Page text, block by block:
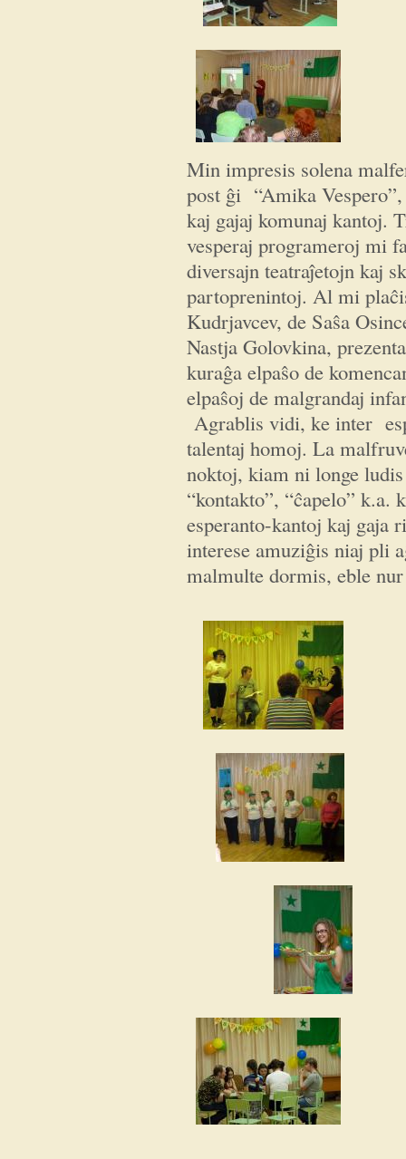
Min impresis solena
post ĝi “Amika
kaj gajaj komunaj kantoj.
vesperaj programeroj mi
diversajn teatraĵetojn kaj
partoprenintoj. Al mi
Kudrjavcev, de Saŝa
Nastja Golovkina,
kuraĝa elpaŝo de
elpaŝoj de malgrandaj
Agrablis vidi, ke inter
talentaj homoj. La
noktoj, kiam ni longe
“kontakto”, “ĉapelo” k.a.
esperanto-kantoj kaj gaja
interese amuziĝis niaj pli
malmulte dormis, eble